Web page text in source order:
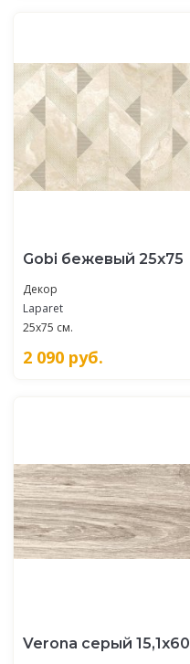
Gobi бежевый 25х75
Декор
Laparet
25x75 см.
2 090 руб.
Verona серый 15,1х60